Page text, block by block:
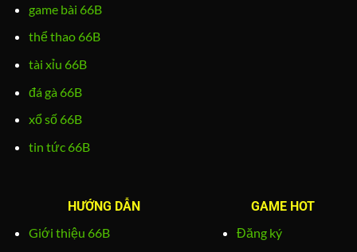
game bài 66B
thể thao 66B
tài xỉu 66B
đá gà 66B
xổ số 66B
tin tức 66B
HƯỚNG DẪN
Giới thiệu 66B
GAME HOT
Đăng ký